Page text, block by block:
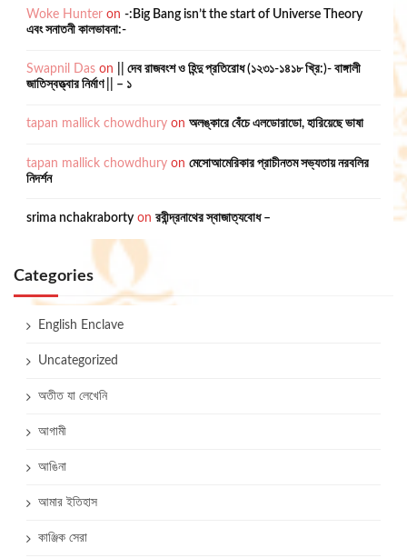
Woke Hunter on -:Big Bang isn’t the start of Universe Theory
এবং সনাতনী কালভাবনা:-
Swapnil Das on
|| দেব রাজবংশ ও হিন্দু প্রতিরোধ (১২৩১-১৪১৮ খ্রি:)- বাঙ্গালী
জাতিস্বত্ত্বার নির্মাণ || – ১
tapan mallick chowdhury on অলঙ্কারে বেঁচে এলডোরাডো, হারিয়েছে ভাষা
tapan mallick chowdhury on মেসোআমেরিকার প্রাচীনতম সভ্যতায় নরবলির
নিদর্শন
srima nchakraborty on রবীন্দ্রনাথের স্বাজাত্যবোধ –
Categories
English Enclave
Uncategorized
অতীত যা লেখেনি
আগামী
আঙিনা
আমার ইতিহাস
কাঞ্জিক সেরা